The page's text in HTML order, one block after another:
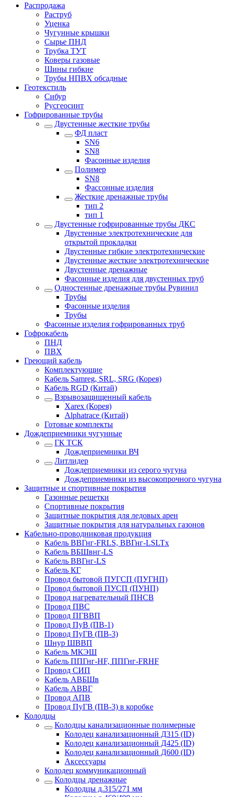
Распродажа
Раструб
Уценка
Чугунные крышки
Сырье ПНД
Трубка ТУТ
Коверы газовые
Шины гибкие
Трубы НПВХ обсадные
Геотекстиль
Сибур
Русгеосинт
Гофрированные трубы
Двустенные жесткие трубы
ФД пласт
SN6
SN8
Фасонные изделия
Полимер
SN8
Фассонные изделия
Жесткие дренажные трубы
тип 2
тип 1
Двустенные гофрированные трубы ДКС
Двустенные электротехнические для
открытой прокладки
Двустенные гибкие электротехнические
Двустенные жесткие электротехнические
Двустенные дренажные
Фасонные изделия для двустенных труб
Одностенные дренажные трубы Рувинил
Трубы
Фасонные изделия
Трубы
Фасонные изделия гофрированных труб
Гофрокабель
ПНД
ПВХ
Греющий кабель
Комплектующие
Кабель Samreg, SRL, SRG (Корея)
Кабель RGD (Китай)
Взрывозащищенный кабель
Xarex (Корея)
Alphatrace (Китай)
Готовые комплекты
Дождеприемники чугунные
ГК ТСК
Дождеприемники ВЧ
Литлидер
Дождеприемники из серого чугуна
Дождеприемники из высокопрочного чугуна
Защитные и спортивные покрытия
Газонные решетки
Спортивные покрытия
Защитные покрытия для ледовых арен
Защитные покрытия для натуральных газонов
Кабельно-проводниковая продукция
Кабель ВВГнг-FRLS, ВВГнг-LSLTx
Кабель ВБШвнг-LS
Кабель ВВГнг-LS
Кабель КГ
Провод бытовой ПУГСП (ПУГНП)
Провод бытовой ПУСП (ПУНП)
Провод нагревательный ПНСВ
Провод ПВС
Провод ПГВВП
Провод ПуВ (ПВ-1)
Провод ПуГВ (ПВ-3)
Шнур ШВВП
Кабель МКЭШ
Кабель ППГнг-HF, ППГнг-FRHF
Провод СИП
Кабель АВБШв
Кабель АВВГ
Провод АПВ
Провод ПуГВ (ПВ-3) в коробке
Колодцы
Колодцы канализационные полимерные
Колодец канализационный Д315 (ID)
Колодец канализационный Д425 (ID)
Колодец канализационный Д600 (ID)
Аксессуары
Колодец коммуникационный
Колодцы дренажные
Колодцы д.315/271 мм